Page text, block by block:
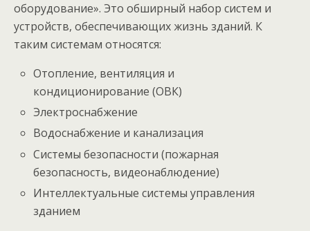
оборудование». Это обширный набор систем и
устройств, обеспечивающих жизнь зданий. К
таким системам относятся:
Отопление, вентиляция и
кондиционирование (ОВК)
Электроснабжение
Водоснабжение и канализация
Системы безопасности (пожарная
безопасность, видеонаблюдение)
Интеллектуальные системы управления
зданием